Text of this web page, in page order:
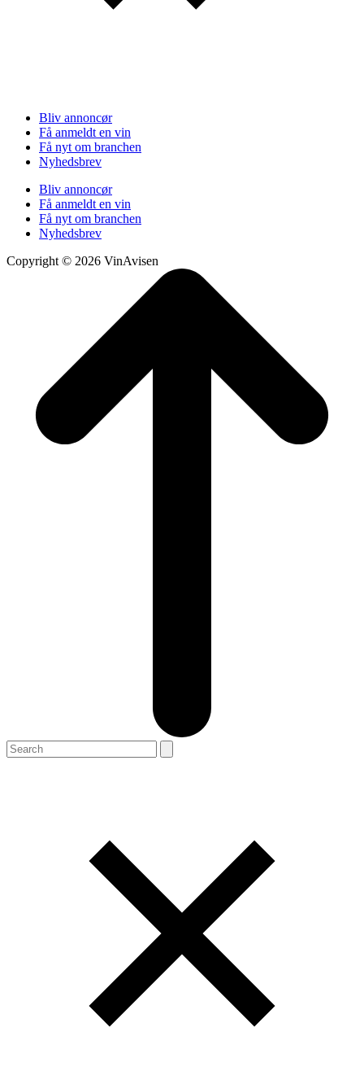
Bliv annoncør
Få anmeldt en vin
Få nyt om branchen
Nyhedsbrev
Bliv annoncør
Få anmeldt en vin
Få nyt om branchen
Nyhedsbrev
Copyright © 2026 VinAvisen